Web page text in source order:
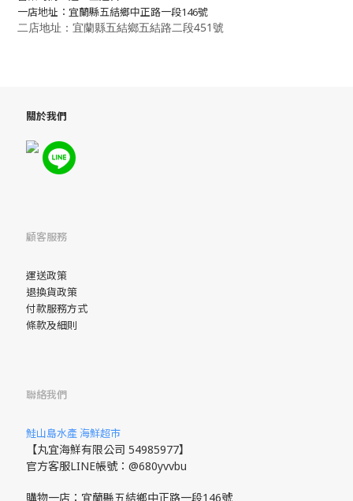
一店地址：宜蘭縣五結鄉中正路一段146號
二店地址：宜蘭縣五結鄉五結路二段451號
關於我們
顧客服務
運送政策
退換貨政策
付款服務方式
條款及細則
聯絡我們
鮭山島水產 海鮮超市
【丸宜海鮮有限公司 54985977】
官方客服LINE帳號：@680yvvbu
購物一店：宜蘭縣五結鄉中正路一段146號